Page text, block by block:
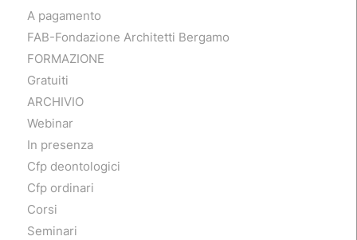
A pagamento
FAB-Fondazione Architetti Bergamo
FORMAZIONE
Gratuiti
ARCHIVIO
Webinar
In presenza
Cfp deontologici
Cfp ordinari
Corsi
Seminari